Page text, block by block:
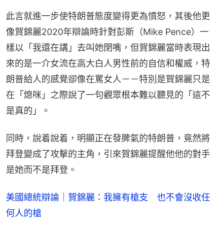
此言就進一步使特朗普態度變得更為憤怒，其後他更
像賀錦麗2020年辯論時針對彭斯（Mike Pence）一
樣以「我還在講」去叫她閉嘴，但賀錦麗當時表現出
來的是一介女流在高大白人男性前的自信和權威，特
朗普給人的感覺卻像在罵女人－－特別是賀錦麗只是
在「熄咪」之際說了一句觀眾根本難以聽見的「這不
是真的」。
同時，說着說着，明顯正在發脾氣的特朗普，竟然將
拜登變成了攻擊的主角，引來賀錦麗提醒他他的對手
是她而不是拜登。
美國總統辯論｜賀錦麗：我擁有槍支 也不會沒收任
何人的槍